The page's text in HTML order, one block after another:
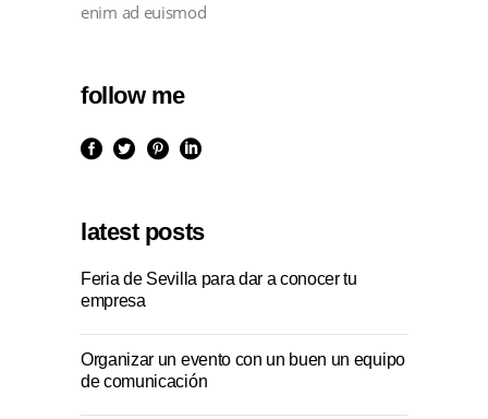
enim ad euismod
follow me
latest posts
Feria de Sevilla para dar a conocer tu
empresa
Organizar un evento con un buen un equipo
de comunicación